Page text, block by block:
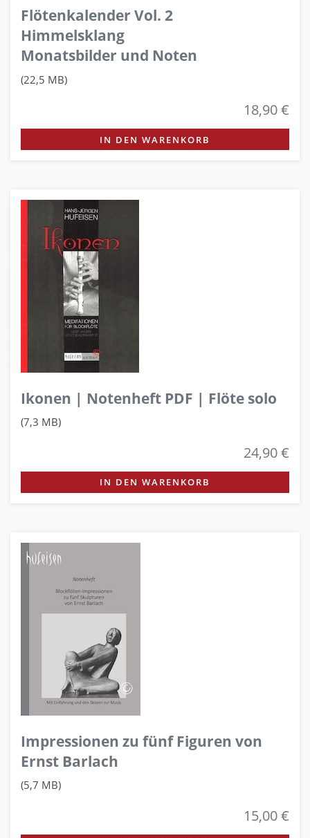
Flötenkalender Vol. 2
Himmelsklang
Monatsbilder und Noten
(22,5 MB)
18,90 €
IN DEN WARENKORB
Ikonen | Notenheft PDF | Flöte solo
(7,3 MB)
24,90 €
IN DEN WARENKORB
Impressionen zu fünf Figuren von
Ernst Barlach
(5,7 MB)
15,00 €